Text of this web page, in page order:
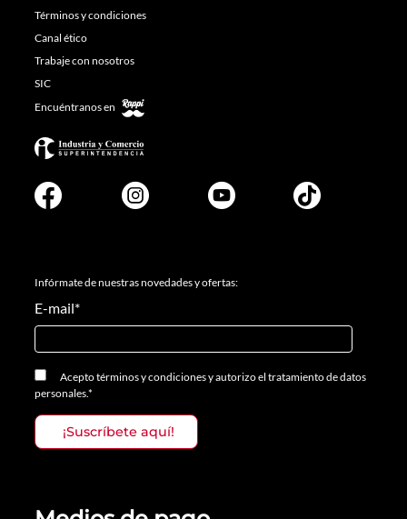
Términos y condiciones
Canal ético
Trabaje con nosotros
SIC
Encuéntranos en
Infórmate de nuestras novedades y ofertas:
E-mail*
Aceptotérminos y condicionesyautorizo el tratamiento de datos
personales.*